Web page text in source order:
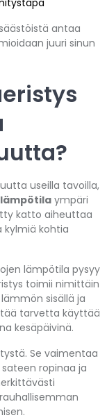
antaa
juuri sinun
useilla tavoilla,
ympäri
katto aiheuttaa
kohtia
lämpötila pysyy
toimii nimittäin
sisällä ja
tarvetta käyttää
kesäpäivinä.
Se vaimentaa
ropinaa ja